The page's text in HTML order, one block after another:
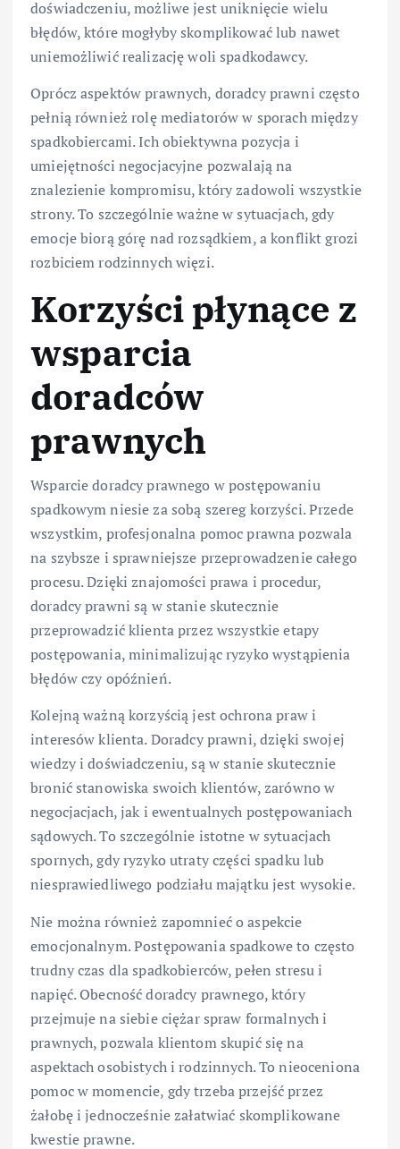
doświadczeniu, możliwe jest uniknięcie wielu
błędów, które mogłyby skomplikować lub nawet
uniemożliwić realizację woli spadkodawcy.
Oprócz aspektów prawnych, doradcy prawni często
pełnią również rolę mediatorów w sporach między
spadkobiercami. Ich obiektywna pozycja i
umiejętności negocjacyjne pozwalają na
znalezienie kompromisu, który zadowoli wszystkie
strony. To szczególnie ważne w sytuacjach, gdy
emocje biorą górę nad rozsądkiem, a konflikt grozi
rozbiciem rodzinnych więzi.
Korzyści płynące z
wsparcia
doradców
prawnych
Wsparcie doradcy prawnego w postępowaniu
spadkowym niesie za sobą szereg korzyści. Przede
wszystkim, profesjonalna pomoc prawna pozwala
na szybsze i sprawniejsze przeprowadzenie całego
procesu. Dzięki znajomości prawa i procedur,
doradcy prawni są w stanie skutecznie
przeprowadzić klienta przez wszystkie etapy
postępowania, minimalizując ryzyko wystąpienia
błędów czy opóźnień.
Kolejną ważną korzyścią jest ochrona praw i
interesów klienta. Doradcy prawni, dzięki swojej
wiedzy i doświadczeniu, są w stanie skutecznie
bronić stanowiska swoich klientów, zarówno w
negocjacjach, jak i ewentualnych postępowaniach
sądowych. To szczególnie istotne w sytuacjach
spornych, gdy ryzyko utraty części spadku lub
niesprawiedliwego podziału majątku jest wysokie.
Nie można również zapomnieć o aspekcie
emocjonalnym. Postępowania spadkowe to często
trudny czas dla spadkobierców, pełen stresu i
napięć. Obecność doradcy prawnego, który
przejmuje na siebie ciężar spraw formalnych i
prawnych, pozwala klientom skupić się na
aspektach osobistych i rodzinnych. To nieoceniona
pomoc w momencie, gdy trzeba przejść przez
żałobę i jednocześnie załatwiać skomplikowane
kwestie prawne.